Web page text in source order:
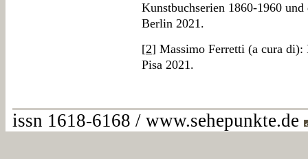
Kunstbuchserien 1860-1960
Berlin 2021.
[2] Massimo Ferretti (a cura
Pisa 2021.
issn 1618-6168 / www.sehepunkte.de